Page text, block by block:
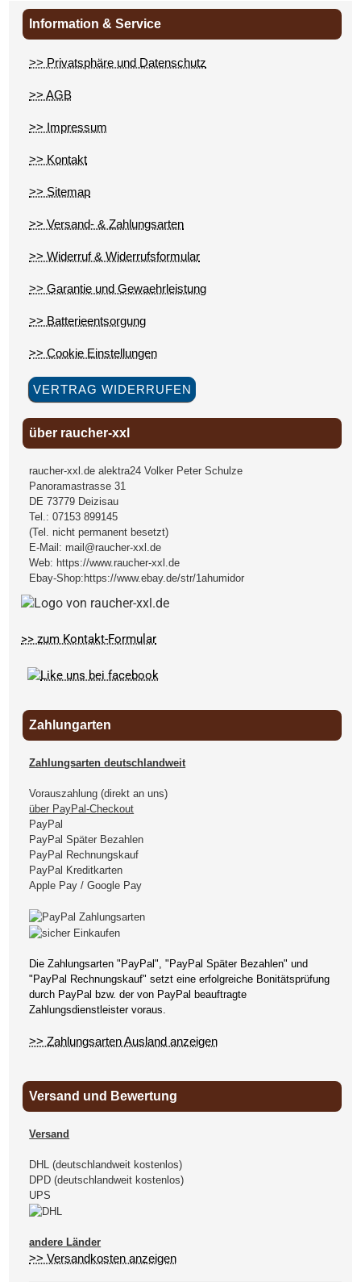
Information & Service
>> Privatsphäre und Datenschutz
>> AGB
>> Impressum
>> Kontakt
>> Sitemap
>> Versand- & Zahlungsarten
>> Widerruf & Widerrufsformular
>> Garantie und Gewaehrleistung
>> Batterieentsorgung
>> Cookie Einstellungen
VERTRAG WIDERRUFEN
über raucher-xxl
raucher-xxl.de alektra24 Volker Peter Schulze
Panoramastrasse 31
DE 73779 Deizisau
Tel.:07153 899145
(Tel. nicht permanent besetzt)
E-Mail: mail@raucher-xxl.de
Web: https://www.raucher-xxl.de
Ebay-Shop: https://www.ebay.de/str/1ahumidor
>> zum Kontakt-Formular
Zahlungarten
Zahlungsarten deutschlandweit
Vorauszahlung (direkt an uns)
über PayPal-Checkout
PayPal
PayPal Später Bezahlen
PayPal Rechnungskauf
PayPal Kreditkarten
Apple Pay / Google Pay
Die Zahlungsarten "PayPal", "PayPal Später Bezahlen" und
"PayPal Rechnungskauf" setzt eine erfolgreiche Bonitätsprüfung
durch PayPal bzw. der von PayPal beauftragte
Zahlungsdienstleister voraus.
>> Zahlungsarten Ausland anzeigen
Versand und Bewertung
Versand
DHL (deutschlandweit kostenlos)
DPD (deutschlandweit kostenlos)
UPS
andere Länder
>> Versandkosten anzeigen